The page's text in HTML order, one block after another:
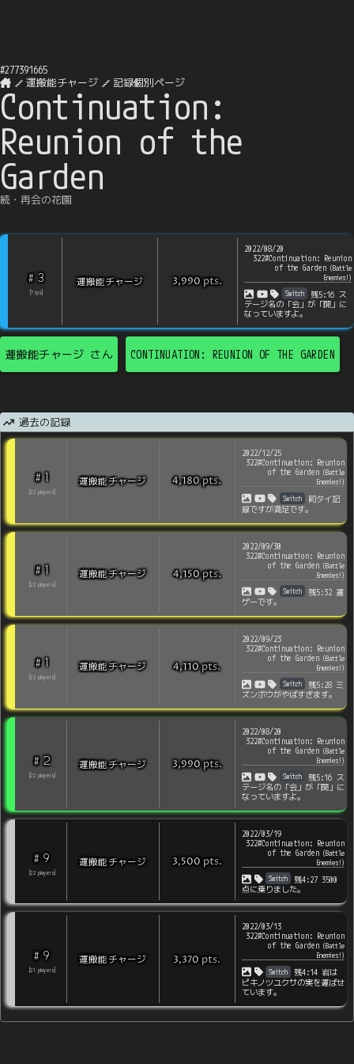
#277391665
運搬能チャージ
記録個別ページ
Continuation:
Reunion of the
Garden
続・再会の花園
# 3
? rps]
運搬能チャージ 3,990 pts.
2022/08/20
322#Continuation: Reunion
of the Garden(Battle
Enemies!)
Switch
残5:16 ス
テージ名の「会」が「開」に
なっていますよ。
運搬能チャージ さん CONTINUATION: REUNION OF THE GARDEN
過去の記録
# 1
22 players
運搬能チャージ 4,180pts.
2022/12/25
322#Continuation: Reunion
of the Garden (Battle
Enemies!)
Switch
同タイ記
録ですが満足です。
# 1
22 players
運搬能チャージ 4,150pts.
2022/09/30
322#Continuation: Reunion
of the Garden (Battle
Enemies!)
Switch
残5:32 運
ゲーです。
# 1
22 players
運搬能チャージ 4,110pts.
2022/09/23
322#Continuation: Reunion
of the Garden (Battle
Enemies!)
Switch
残5:28 ミ
ズンボウがやばすぎます。
# 2
22 players
運搬能チャージ 3,990pts.
2022/08/20
322#Continuation: Reunion
of the Garden (Battle
Enemies!)
Switch
残5:16 ス
テージ名の「会」が「開」に
なっていますよ。
# 9
22 players
運搬能チャージ 3,500 pts.
2022/03/19
322#Continuation: Reunion
of the Garden (Battle
Enemies!)
Switch
残4:27 3500
点に乗りました。
# 9
21 players
運搬能チャージ 3,370 pts.
2022/03/13
322#Continuation: Reunion
of the Garden (Battle
Enemies!)
Switch
残4:14 岩は
ピキノツユクサの実を運ばせ
ています。